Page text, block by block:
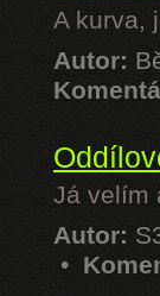
A kurva,
Autor:
Já velím
Autor:
•